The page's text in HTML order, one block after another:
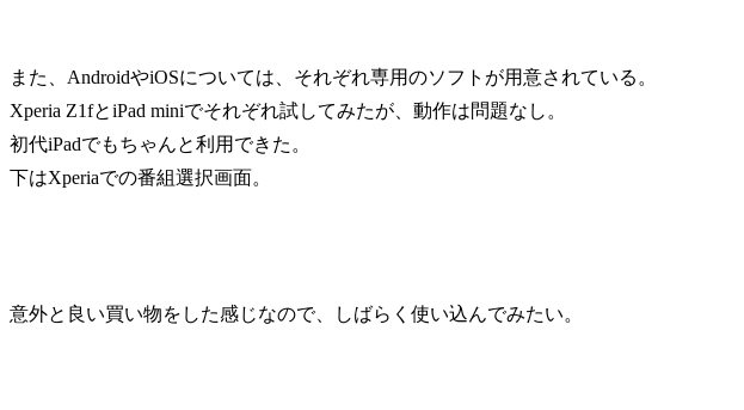
また、AndroidやiOSについては、それぞれ専用のソフトが用意されている。
Xperia Z1fとiPad miniでそれぞれ試してみたが、動作は問題なし。
初代iPadでもちゃんと利用できた。
下はXperiaでの番組選択画面。
意外と良い買い物をした感じなので、しばらく使い込んでみたい。